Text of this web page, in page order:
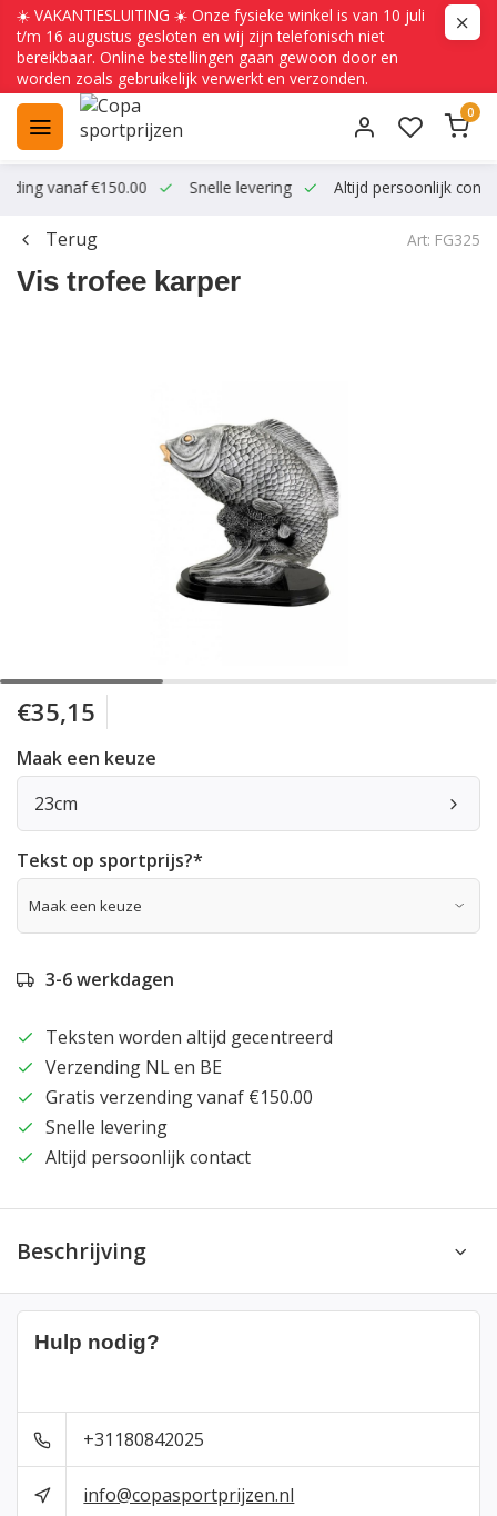
☀️ VAKANTIESLUITING ☀️ Onze fysieke winkel is van 10 juli
t/m 16 augustus gesloten en wij zijn telefonisch niet
bereikbaar. Online bestellingen gaan gewoon door en
worden zoals gebruikelijk verwerkt en verzonden.
0
vanaf €150.00 Snelle levering Altijd persoonlijk
Terug Art: FG325
Vis trofee karper
€35,15
Maak een keuze
23cm
Tekst op sportprijs?*
3-6 werkdagen
Teksten worden altijd gecentreerd
Verzending NL en BE
Gratis verzending vanaf €150.00
Snelle levering
Altijd persoonlijk contact
Beschrijving
Hulp nodig?
+31180842025
info@copasportprijzen.nl